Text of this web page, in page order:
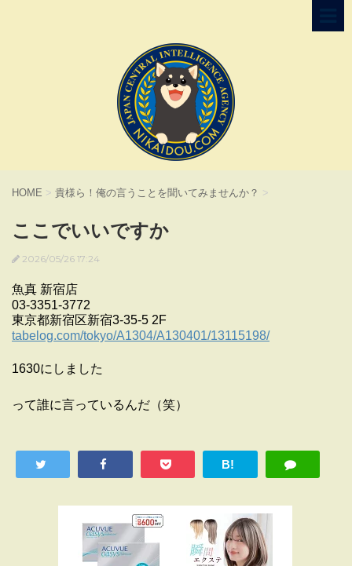
HOME > 貴様ら！俺の言うことを聞いてみませんか？ >
ここでいいですか
2026/05/26 17:24
魚真 新宿店
03-3351-3772
東京都新宿区新宿3-35-5 2F
tabelog.com/tokyo/A1304/A130401/13115198/
1630にしました
って誰に言っているんだ（笑）
B!